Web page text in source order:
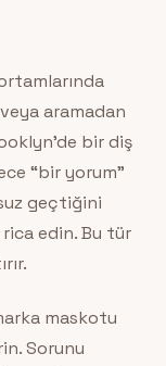
aramadan
bir diş
“bir yorum”
geçtiğini
edin. Bu tür
maskotu
Sorunu